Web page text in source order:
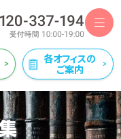
各オフィスの
ご案内